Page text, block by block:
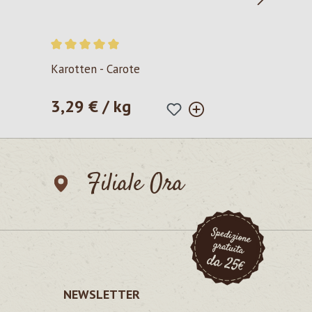
Valutazione media di 5 su 5 stelle
Karotten - Carote
Prezzo normale:
3,29 € / kg
Filiale Ora
NEWSLETTER